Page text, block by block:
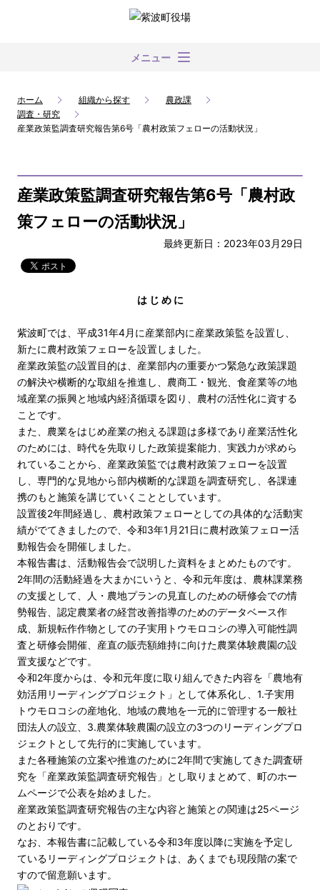
メニュー
ホーム 組織から探す
農政課
調査・研究
産業政策監調査研究報告第6号「農村政策フェローの活動状況」
産業政策監調査研究報告第6号「農村政
策フェローの活動状況」
最終更新日：2023年03月29日
は じ め に
紫波町では、平成31年4月に産業部内に産業政策監を設置し、
新たに農村政策フェローを設置しました。
産業政策監の設置目的は、産業部内の重要かつ緊急な政策課題
の解決や横断的な取組を推進し、農商工・観光、食産業等の地
域産業の振興と地域内経済循環を図り、農村の活性化に資する
ことです。
また、農業をはじめ産業の抱える課題は多様であり産業活性化
のためには、時代を先取りした政策提案能力、実践力が求めら
れていることから、産業政策監では農村政策フェローを設置
し、専門的な見地から部内横断的な課題を調査研究し、各課連
携のもと施策を講じていくこととしています。
設置後2年間経過し、農村政策フェローとしての具体的な活動実
績がでてきましたので、令和3年1月21日に農村政策フェロー活
動報告会を開催しました。
本報告書は、活動報告会で説明した資料をまとめたものです。
2年間の活動経過を大まかにいうと、令和元年度は、農林課業務
の支援として、人・農地プランの見直しのための研修会での情
勢報告、認定農業者の経営改善指導のためのデータベース作
成、新規転作作物としての子実用トウモロコシの導入可能性調
査と研修会開催、産直の販売額維持に向けた農業体験農園の設
置支援などです。
令和2年度からは、令和元年度に取り組んできた内容を「農地有
効活用リーディングプロジェクト」として体系化し、1.子実用
トウモロコシの産地化、地域の農地を一元的に管理する一般社
団法人の設立、3.農業体験農園の設立の3つのリーディングプロ
ジェクトとして先行的に実施しています。
また各種施策の立案や推進のために2年間で実施してきた調査研
究を「産業政策監調査研究報告」とし取りまとめて、町のホー
ムページで公表を始めました。
産業政策監調査研究報告の主な内容と施策との関連は25ページ
のとおりです。
なお、本報告書に記載している令和3年度以降に実施を予定し
ているリーディングプロジェクトは、あくまでも現段階の案で
すので留意願います。